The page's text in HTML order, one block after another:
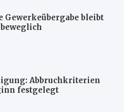
Gewerkeübergabe bleibt
Abbruchkriterien
festgelegt